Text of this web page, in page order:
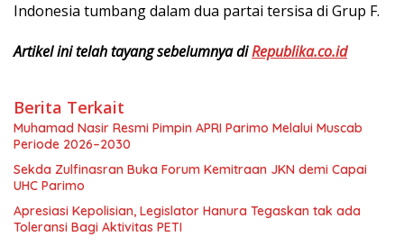
Indonesia tumbang dalam dua partai tersisa di Grup F.
Artikel ini telah tayang sebelumnya diRepublika.co.id
Berita Terkait
Muhamad Nasir Resmi Pimpin APRI Parimo Melalui Muscab
Periode 2026–2030
Sekda Zulfinasran Buka Forum Kemitraan JKN demi Capai
UHC Parimo
Apresiasi Kepolisian, Legislator Hanura Tegaskan tak ada
Toleransi Bagi Aktivitas PETI